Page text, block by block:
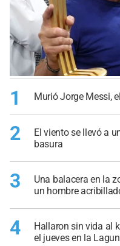
1 Murió Jorge Messi,
2
El viento se llevó a
basura
3
Una balacera en la
un hombre
4
Hallaron sin vida al
el jueves en la